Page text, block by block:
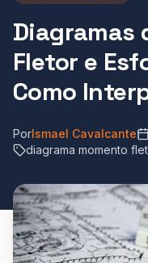
Diagramas
Fletor e
Como
PorIsmael Cavalcante
diagrama momento